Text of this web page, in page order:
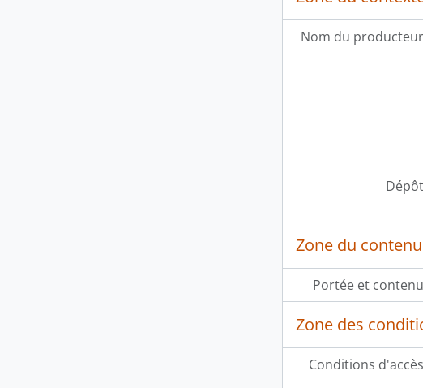
Nom du producteur
Dépôt
Zone du
Portée et contenu
Zone des
Conditions d'accès